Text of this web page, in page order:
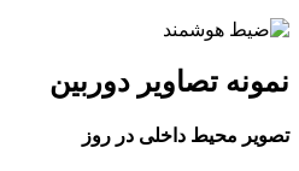
نمونه تصاویر دوربین
تصویر محیط داخلی در روز